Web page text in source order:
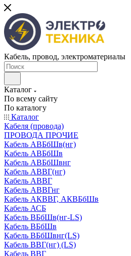
Кабель, провод, электроматериалы
Каталог
По всему сайту
По каталогу
Каталог
Кабеля (провода)
ПРОВОДА ПРОЧИЕ
Кабель АВБбШв(нг)
Кабель АВБбШв
Кабель АВБбШвнг
Кабель АВВГ(нг)
Кабель АВВГ
Кабель АВВГнг
Кабель АКВВГ, АКВБбШв
Кабель АСБ
Кабель ВБбШв(нг-LS)
Кабель ВБбШв
Кабель ВБбШвнг(LS)
Кабель ВВГ(нг) (LS)
Кабель ВВГ